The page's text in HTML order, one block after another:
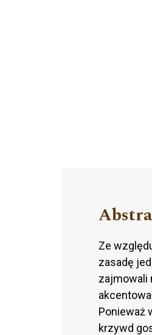
Ze
zasadę
zajmowali
Ponieważ
krzywd